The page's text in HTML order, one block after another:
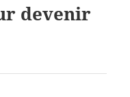
devenir